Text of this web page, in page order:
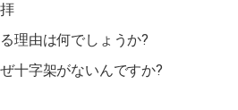
理由は何でしょうか?
十字架がないんですか?